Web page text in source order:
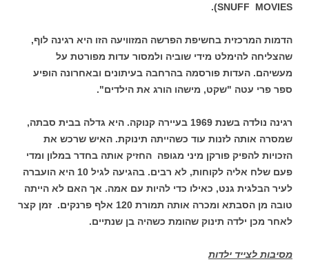
SNUFF MOVIES).
הדמות המרכזית בחשיפת הפרשה המזוויעה הזו היא רגינה לוף,
שהצליחה להימלט מידי שוביה ולמסור עדות מפורטת על
מעשיהם. העדות פורסמה בהרחבה בעיתונים ובאחרונה הופיע
ספר פרי עטה "שקט, מישהו הורג את הילדים".
רגינה נולדה בשנת 1969 בעיירה קנוקה. היא גדלה בבית סבתה,
שמסרה אותה לזנות עוד כשהייתה תינוקת. האיש שרכש את
הזכויות להפיק פורקן מיני מגופה החזיק אותה בחדר במלון ומדי
פעם שלח אליה לקוחות, לא רבים. בהגיעה לגיל 10 היא הועברה
לעיר הבלגית גנט, כאילו כדי להיות עם אמה. אך האם לא הייתה
טובה מן הסבתא ומכרה אותה תמורת 120 אלף פרנקים. זמן קצר
לאחר מכן ילדה תינוק שהומת כשהיה בן שנתיים.
מסיבות לצייד ילדות